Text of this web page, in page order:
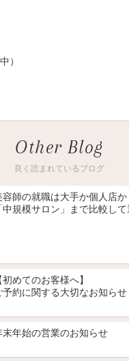
）
Other Blog
良く読まれているブログ
容師の就職は大手か個人店
中規模サロン」まで比較し
初めてのお客様へ】
予約に関する大切なお知らせ
末年始の営業のお知らせ